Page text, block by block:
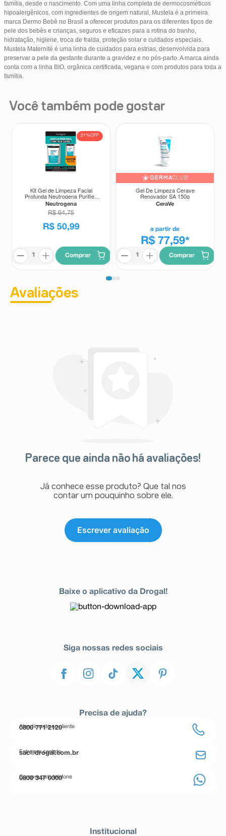
Você também pode gostar
21%OFF
Kit Gel de Limpeza Facial
Profunda Neutrogena Purified
Skin 150g + Gel de Limpeza
Facial Purified Skin 60g
Neutrogena
R$ 64,75
R$ 50,99
Comprar
DERMA CLUB
Gel De Limpeza Cerave
Renovador SA 150g
CeraVe
a partir de
R$ 77,59*
Comprar
Avaliações
Parece que ainda não há avaliações!
Já conhece esse produto? Que tal nos
contar um pouquinho sobre ele.
Escrever avaliação
Baixe o aplicativo da Drogal!
Siga nossas redes sociais
Precisa de ajuda?
Atendimento ao cliente
0800 771 2120
Entre em contato
sac@drogal.com.br
Compre pelo telefone
0800 347 0000
Institucional